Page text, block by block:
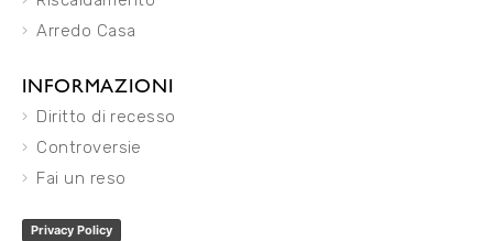
Arredo Casa
INFORMAZIONI
Diritto di recesso
Controversie
Fai un reso
Privacy Policy